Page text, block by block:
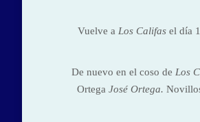
Vuelve a Los Califas el día
De nuevo en el coso de Los
Ortega José Ortega.